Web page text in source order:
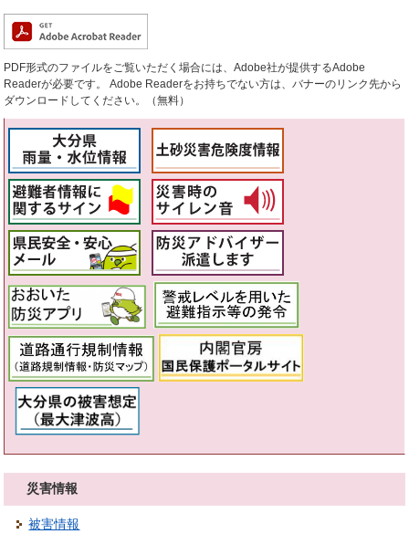
PDF形式のファイルをご覧いただく場合には、Adobe社が提供するAdobe
Readerが必要です。
Adobe Readerをお持ちでない方は、バナーのリンク先から
ダウンロードしてください。（無料）
災害情報
被害情報